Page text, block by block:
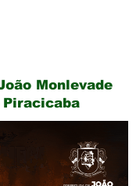
Monlevade
Piracicaba